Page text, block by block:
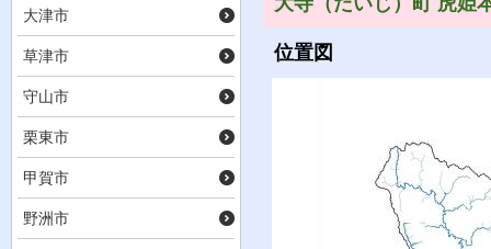
大津市
草津市
守山市
栗東市
甲賀市
野洲市
位置図